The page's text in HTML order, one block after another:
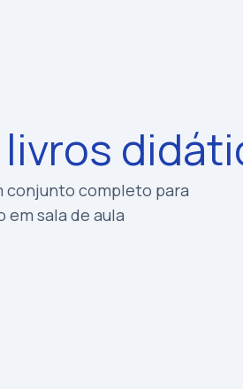
conjunto completo para
em sala de aula